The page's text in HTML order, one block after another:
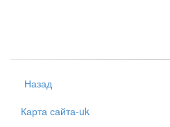
Назад
Карта сайта-uk